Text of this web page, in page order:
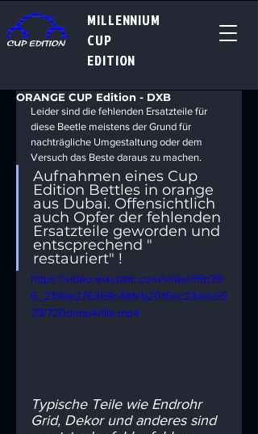
MILLENNIUM
CUP
EDITION
ORANGE CUP Edition - DXB
Leider sind die fehlenden Ersatzteile für
diese Beetle meistens der Grund für
nachträgliche Umgestaltung oder dem
Versuch das Beste daraus zu machen.
Aufnahmen eines Cup
Edition Bettles in orange
aus Dubai. Offensichtlich
auch Opfer der fehlenden
Ersatzteile geworden und
entscprechend "
restauriert" !
https://video.wixstatic.com/video/f5b39
6_239ae276369c48feb2016ec23adce5
29/720p/mp4/file.mp4
Typische Teile wie Endrohr
Grid, Dekor und anderes sind